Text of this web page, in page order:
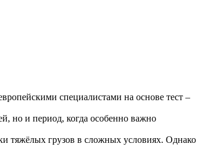
специалистами на основе тест –
но и период, когда особенно важно
тяжёлых грузов в сложных условиях. Однако